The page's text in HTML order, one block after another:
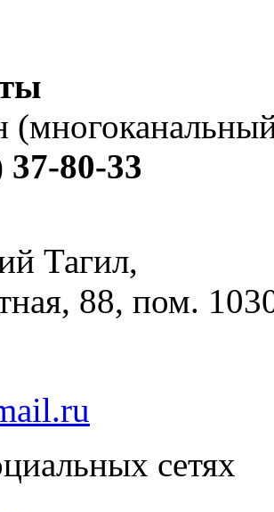
37-80-33
Тагил,
88, пом.
сетях